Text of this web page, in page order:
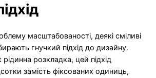
масштабованості, деякі сміливі
гнучкий підхід до дизайну.
розкладка, цей підхід
замість фіксованих одиниць,